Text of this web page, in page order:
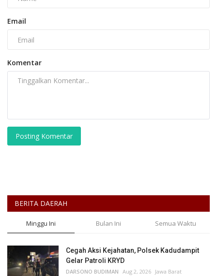
Email
Komentar
Posting Komentar
BERITA DAERAH
Minggu Ini Bulan Ini Semua Waktu
Cegah Aksi Kejahatan, Polsek Kadudampit
Gelar Patroli KRYD
DARSONO BUDIMAN Aug 2, 2026 Jawa Barat